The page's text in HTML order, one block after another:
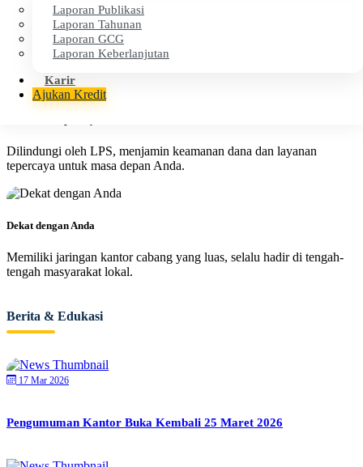
Laporan Publikasi
Laporan Tahunan
Laporan GCG
Laporan Keberlanjutan
Karir
Ajukan Kredit
Cepat & Efisien
Proses layanan cepat dan transparan untuk kenyamanan operasional
finansial Anda.
Dilindungi oleh LPS, menjamin keamanan dana dan layanan
tepercaya untuk masa depan Anda.
Dekat dengan Anda
Memiliki jaringan kantor cabang yang luas, selalu hadir di tengah-
tengah masyarakat lokal.
Berita & Edukasi
17 Mar 2026
Pengumuman Kantor Buka Kembali 25 Maret 2026